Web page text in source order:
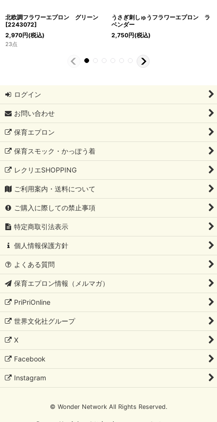
北欧調フラワーエプロン グリーン
[2243072]
2,970円(税込)
23点
うさぎ刺しゅうフラワーエプロン ラ
ベンダー
2,750円(税込)
ログイン
お問い合わせ
保育エプロン
保育スモック・かっぽう着
レクリエSHOPPING
ご利用案内・送料について
ご購入に際しての禁止事項
特定商取引法表示
個人情報保護方針
よくある質問
保育エプロン情報（メルマガ）
PriPriOnline
世界文化社グループ
X
Facebook
Instagram
© Wonder Network All Rights Reserved.